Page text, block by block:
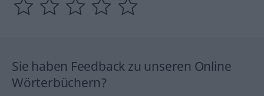
Sie haben Feedback zu unseren Online
Wörterbüchern?